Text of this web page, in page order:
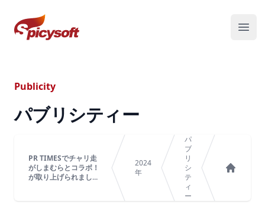
スパイシーソフト株式会社
メニ
Publicity
パブリシティー
PR TIMESでチャリ走
がしまむらとコラボ！
が取り上げられまし...
2024
年
パ
ブ
リ
シ
テ
ィ
ー